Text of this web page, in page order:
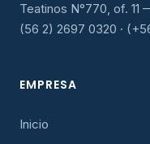
Teatinos N°770, of. 11
(56 2) 2697 0320 ·
EMPRESA
Inicio